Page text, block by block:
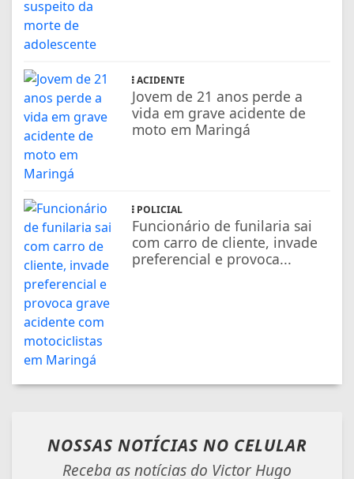
ACIDENTE
Jovem de 21 anos perde a
vida em grave acidente de
moto em Maringá
POLICIAL
Funcionário de funilaria sai
com carro de cliente, invade
preferencial e provoca...
NOSSAS NOTÍCIAS NO CELULAR
Receba as notícias do Victor Hugo